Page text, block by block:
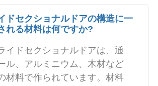
ドセクショナルドアの構造に一
れる材料は何ですか?
イドセクショナルドアは、通
ル、アルミニウム、木材など
材料で作られています。材料